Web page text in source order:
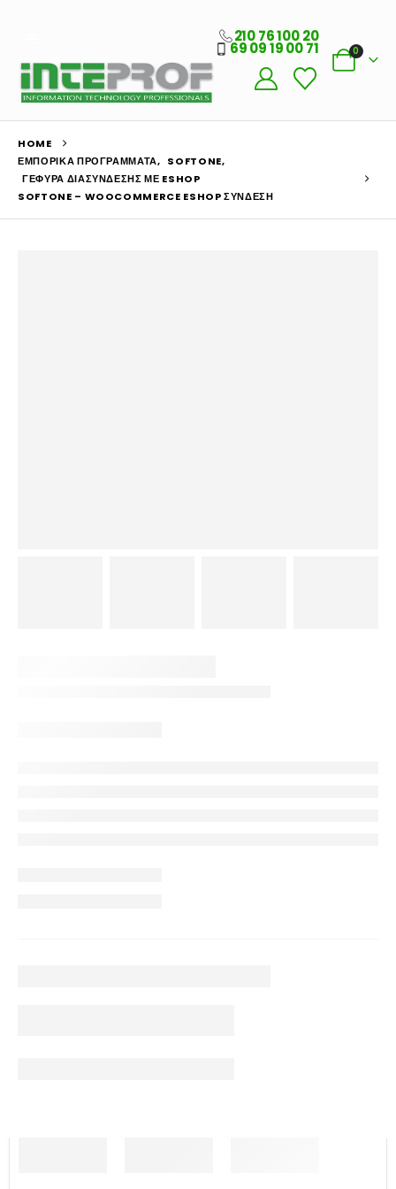
210 76 100 20
69 09 19 00 71 0
HOME
ΕΜΠΟΡΙΚΆ ΠΡΟΓΡΆΜΜΑΤΑ, SOFTONE,
ΓΈΦΥΡΑ ΔΙΑΣΎΝΔΕΣΗΣ ΜΕ ESHOP
SOFTONE – WOOCOMMERCE ESHOP ΣΎΝΔΕΣΗ